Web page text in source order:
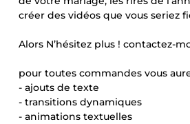
créer des vidéos que vous seriez
Alors N’hésitez plus ! contactez-
pour toutes commandes vous
- ajouts de texte
- transitions dynamiques
- animations textuelles